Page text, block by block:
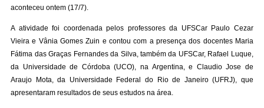
aconteceu ontem (17/7).
A atividade foi coordenada pelos professores da UFSCar Paulo Cezar
Vieira e Vânia Gomes Zuin e contou com a presença dos docentes Maria
Fátima das Graças Fernandes da Silva, também da UFSCar, Rafael Luque,
da Universidade de Córdoba (UCO), na Argentina, e Claudio Jose de
Araujo Mota, da Universidade Federal do Rio de Janeiro (UFRJ), que
apresentaram resultados de seus estudos na área.